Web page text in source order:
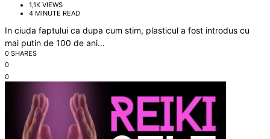
1,1K VIEWS
4 MINUTE READ
In ciuda faptului ca dupa cum stim, plasticul a fost introdus cu
mai putin de 100 de ani…
0 SHARES
0
0